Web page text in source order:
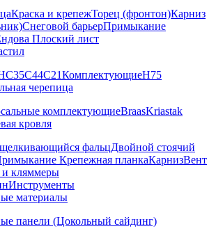
Краска и крепежТорец (фронтон)Карниз
Снеговой барьерПримыкание
Плоский лист
С44С21КомплектующиеН75
черепица
комплектующиеBraasKriastak
кровля
фальцДвойной стоячий
Крепежная планкаКарнизВент
и кляммеры
Инструменты
материалы
панели (Цокольный сайдинг)